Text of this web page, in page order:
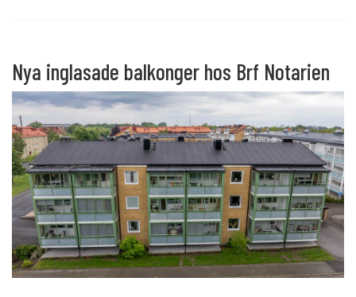
Nya inglasade balkonger hos Brf Notarien